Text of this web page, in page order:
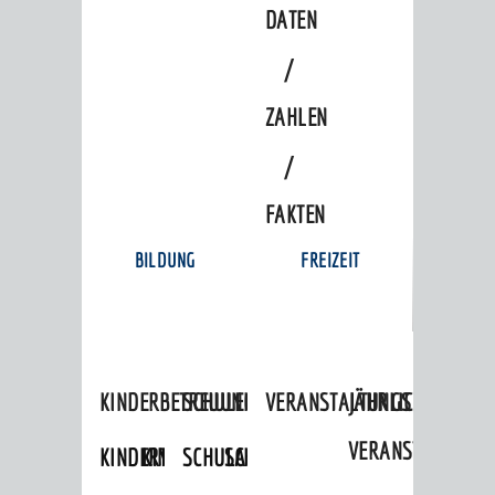
DATEN
/
ZAHLEN
/
FAKTEN
BILDUNG
KINDERBETREUUNG
KINDERTAGESPFLEGE
KINDERKRIPPEN
SCHULEN
SCHULARTEN
SCHULVERWALTUNG
FREIZEIT
VERANSTALTUNGSKALENDER
JÄHRLICHE